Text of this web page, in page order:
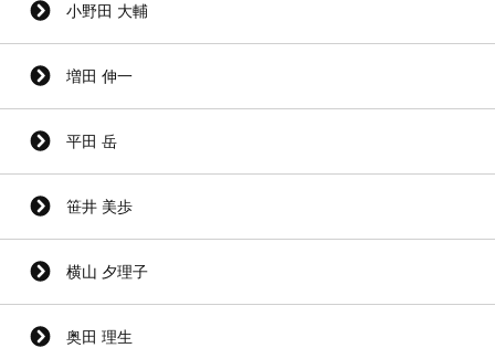
小野田 大輔
増田 伸一
平田 岳
笹井 美歩
横山 夕理子
奥田 理生